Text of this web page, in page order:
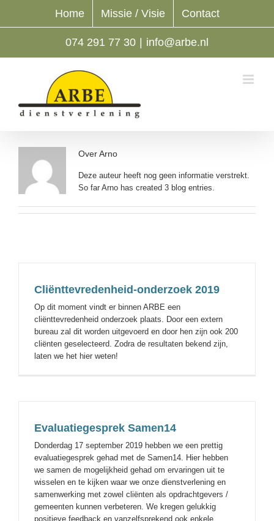
inhoud
Home Missie / Visie Contact
074 291 77 30 | info@arbe.nl
OverArno
Deze auteur heeft nog geen informatie verstrekt.
So far Arno has created 3 blog entries.
Cliënttevredenheid-onderzoek 2019
Op dit moment vindt er binnen ARBE een
cliënttevredenheid onderzoek plaats. Door een extern
bureau zal dit worden uitgevoerd en door hen zijn ook 200
cliënten geselecteerd. Zodra de resultaten bekend zijn,
laten we het hier weten!
Evaluatiegesprek Samen14
Donderdag 17 september 2019 hebben we een prettig
evaluatiegesprek gehad met de Samen14. Hier hebben
we samen de mogelijkheid gehad om ervaringen uit te
wisselen en te kijken waar we onze dienstverlening en
samenwerking met zowel cliënten als opdrachtgevers /
gemeenten kunnen verbeteren. We kregen gelukkig
positieve feedback en vanzelfsprekend ook enkele